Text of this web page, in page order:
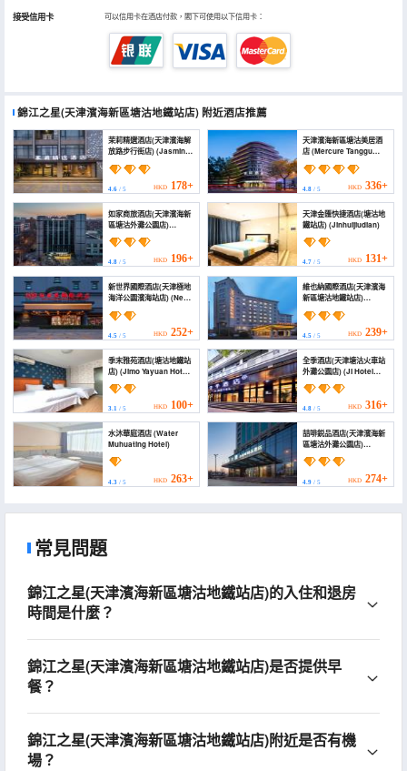
接受信用卡 可以信用卡在酒店付款，閣下可使用以下信用卡：
錦江之星(天津濱海新區塘沽地鐵站店) 附近酒店推薦
茉莉精選酒店(天津濱海解
放路步行街店) (Jasmine
Jiefang Road
Pedestrian Street))
4.6 / 5 HKD 178+
天津濱海新區塘沽美居酒
店 (Mercure Tanggu
Area)
4.8/ 5 HKD 336+
如家商旅酒店(天津濱海新
區塘沽外灘公園店)
(Homeinn Selected
Hotel (Tianjin Binhai
New Area Tanggu Bund
Park Store))
4.8 / 5 HKD 196+
天津金匯快捷酒店(塘沽地
鐵站店) (Jinhuijiudian)
4.7/ 5 HKD 131+
新世界國際酒店(天津極地
海洋公園濱海站店) (New
Hotel)
4.5 / 5 HKD 252+
維也納國際酒店(天津濱海
新區塘沽地鐵站店)
Hotel (Tanggu Metro
Station Branch, Binhai
New Area, Tianjin))
4.5/ 5 HKD 239+
季末雅苑酒店(塘沽地鐵站
店) (Jimo Yayuan Hotel
(Tanggu Subway
Station))
3.1 / 5 HKD 100+
全季酒店(天津塘沽火車站
外灘公園店) (JI Hotel
(Tianjin Tanggu Railway
Station Waitan Park))
4.8/ 5 HKD 316+
水沐華庭酒店 (Water
Muhuating Hotel)
4.3 / 5 HKD 263+
喆啡鋭品酒店(天津濱海新
區塘沽外灘公園店)
(James Joyce Treasury
Hotel (Tianjin Binhai
New Area Tanggu Bund
Park Branch))
4.9/ 5 HKD 274+
常見問題
錦江之星(天津濱海新區塘沽地鐵站店)的入住和退房
時間是什麼？
錦江之星(天津濱海新區塘沽地鐵站店)是否提供早
餐？
錦江之星(天津濱海新區塘沽地鐵站店)附近是否有機
場？